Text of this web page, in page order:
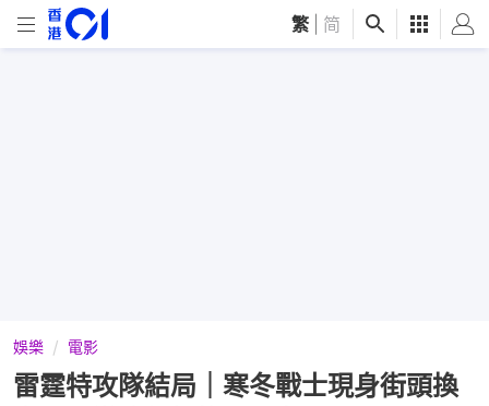
繁 简
娛樂 電影
雷霆特攻隊結局｜寒冬戰士現身街頭換